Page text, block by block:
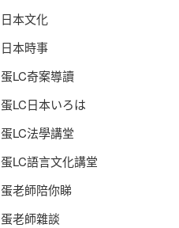
日本文化
日本時事
蛋LC奇案導讀
蛋LC日本いろは
蛋LC法學講堂
蛋LC語言文化講堂
蛋老師陪你睇
蛋老師雜談